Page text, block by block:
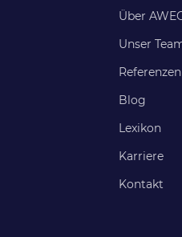
Über
Unser
Referenzen
Blog
Lexikon
Karriere
Kontakt